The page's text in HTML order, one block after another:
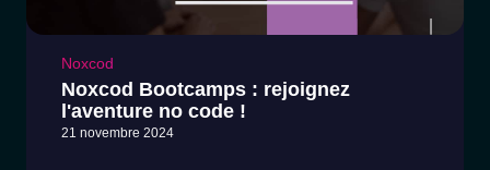
Noxcod
Noxcod Bootcamps : rejoignez
l'aventure no code !
21 novembre 2024